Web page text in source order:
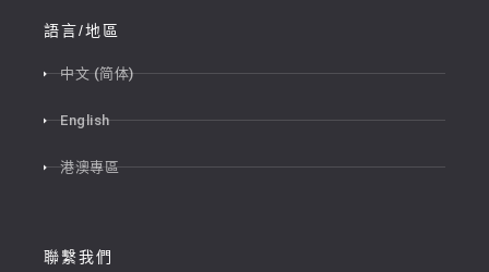
語言/地區
中文 (简体)
English
港澳專區
聯繫我們